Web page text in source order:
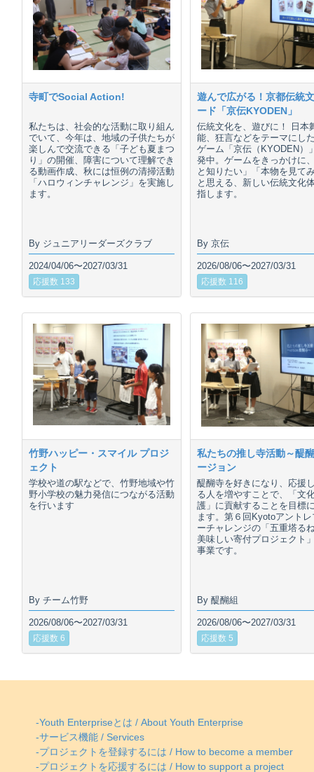
寺町でSocial Action!
私たちは、社会的な活動に取り組ん
でいて、今年は、地域の子供たちが
楽しんで交流できる「子ども夏まつ
り」の開催、障害について理解でき
る動画作成、秋には恒例の清掃活動
「ハロウィンチャレンジ」を実施し
ます。
By ジュニアリーダーズクラブ
2024/04/06〜2027/03/31
応援数 133
遊んで広がる！京都伝統
ード「京伝KYODEN」
伝統文化を、遊びに！ 日本
能、狂言などをテーマにし
ゲーム「京伝（KYODEN）
発中。ゲームをきっかけに
と知りたい」「本物を見て
と思える、新しい伝統文化
指します。
By 京伝
2026/08/06〜2027/03/31
応援数 116
竹野ハッピー・スマイル プロジ
ェクト
学校や道の駅などで、竹野地域や竹
野小学校の魅力発信につながる活動
を行います
By チーム竹野
2026/08/06〜2027/03/31
応援数 6
私たちの推し寺活動～醍
ージョン
醍醐寺を好きになり、応援
る人を増やすことで、「文
護」に貢献することを目標
ます。第６回Kyotoアント
ーチャレンジの「五重塔る
美味しい寄付プロジェクト
事業です。
By 醍醐組
2026/08/06〜2027/03/31
応援数 5
-Youth Enterpriseとは / About Youth Enterprise
-サービス機能 / Services
-プロジェクトを登録するには / How to become a member
-プロジェクトを応援するには / How to support a project